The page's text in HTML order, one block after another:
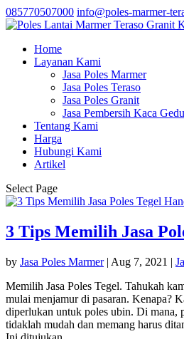
085770507000 info@poles-marmer-
Home
Layanan Kami
Jasa Poles Marmer
Jasa Poles Teraso
Jasa Poles Granit
Jasa Pembersih Kaca
Tentang Kami
Harga
Hubungi Kami
Artikel
Select Page
3 Tips Memilih Jasa
by Jasa Poles Marmer| Aug 7, 2021 |
Memilih Jasa Poles Tegel. Tahukah
mulai menjamur di pasaran. Kenapa?
diperlukan untuk poles ubin. Di mana,
tidaklah mudah dan memang harus